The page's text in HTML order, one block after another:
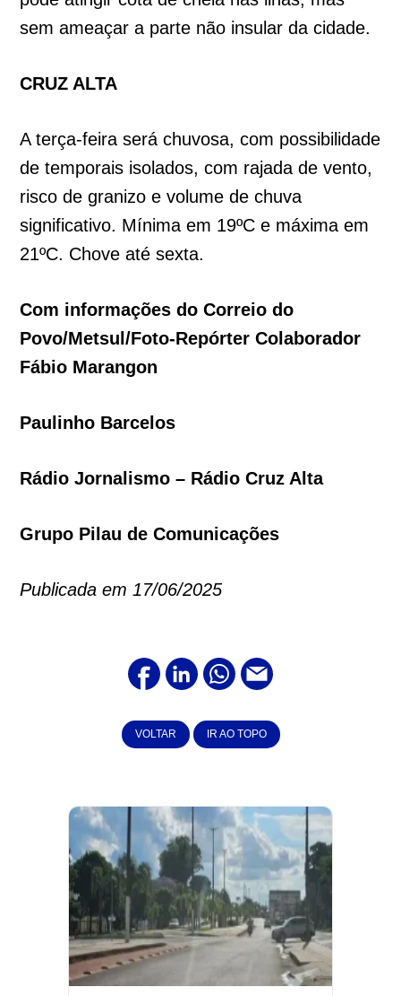
sem ameaçar a parte não insular da cidade.
CRUZ ALTA
A terça-feira será chuvosa, com possibilidade
de temporais isolados, com rajada de vento,
risco de granizo e volume de chuva
significativo. Mínima em 19ºC e máxima em
21ºC. Chove até sexta.
Com informações do Correio do
Povo/Metsul/Foto-Repórter Colaborador
Fábio Marangon
Paulinho Barcelos
Rádio Jornalismo – Rádio Cruz Alta
Grupo Pilau de Comunicações
Publicada em 17/06/2025
VOLTAR IR AO TOPO